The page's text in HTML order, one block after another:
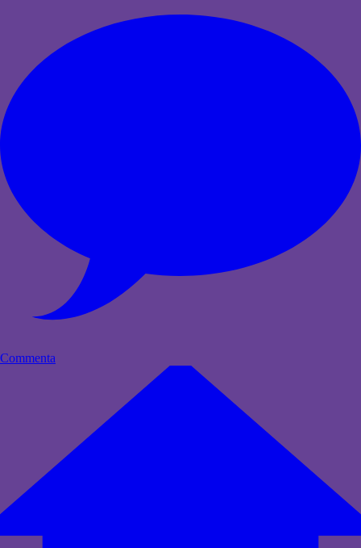
Commenta